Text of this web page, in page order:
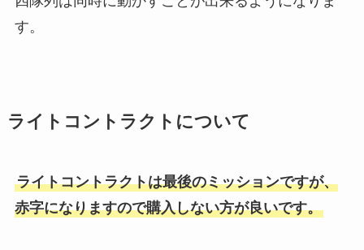
す。
ライトコントラクトについて
ライトコントラクトは最後のミッションですが、
赤字になりますので購入しない方が良いです。